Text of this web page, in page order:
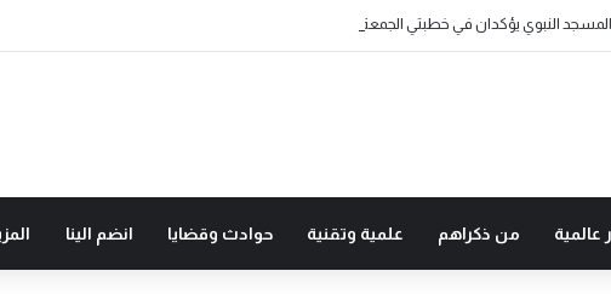
عالمية من ذكراهم علمية وتقنية حوادث وقضايا انضم الينا